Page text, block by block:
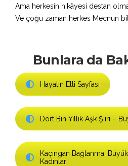
Ama herkesin hikâyesi destan
Ve çoğu zaman herkes Mecnun
Bunlara da
Hayatın Elli Sayfası
Dört Bin Yıllık Aşk Şiiri –
Kaçıngan Bağlanma:
Kadınlar